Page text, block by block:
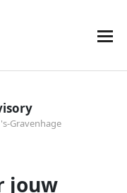
Gravenhage
jouw